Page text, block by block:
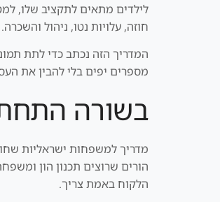
לילדים מתאים לתקציב שלו,
חוזה, עלויות נטו, ניהול והשכרה.
המדריך הזה נכתב כדי לתת
מספרים יפים בלי להבין את
בשורה
מדריך למשפחות ישראליות
הורים שרוצים תכנון הון
הלקוח באמת צריך.